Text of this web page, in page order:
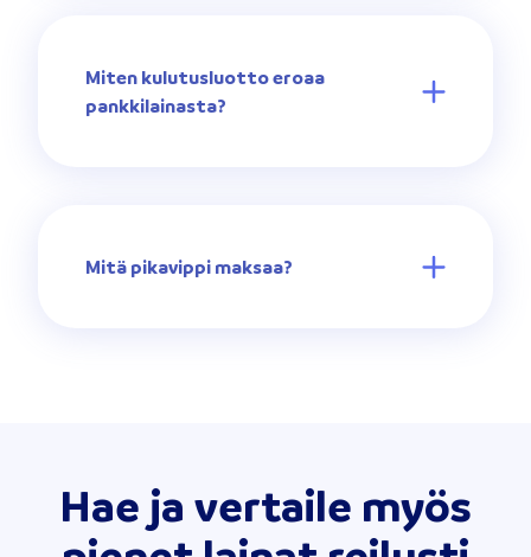
Miten kulutusluotto eroaa
pankkilainasta?
Mitä pikavippi maksaa?
Hae ja vertaile myös